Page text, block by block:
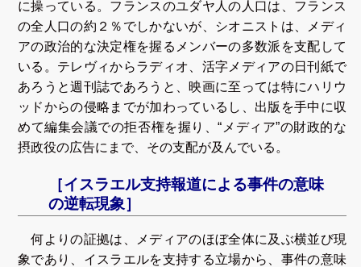
に操っている。フランスのユダヤ人の人口は、フランス
の全人口の約２％でしかないが、シオニストは、メディ
アの政治的な決定権を握るメンバーの多数派を支配して
いる。テレヴィからラディオ、活字メディアの日刊紙で
あろうと週刊誌であろうと、映画に至っては特にハリウ
ッドからの侵略までが加わっているし、出版を手中に収
めて編集会議での拒否権を握り、“メディア”の財政的な
摂政役の広告にまで、その支配が及んでいる。
［イスラエル支持報道による事件の意味
の逆転現象］
何よりの証拠は、メディアのほぼ全体に及ぶ横並び現
象であり、イスラエルを支持する立場から、事件の意味